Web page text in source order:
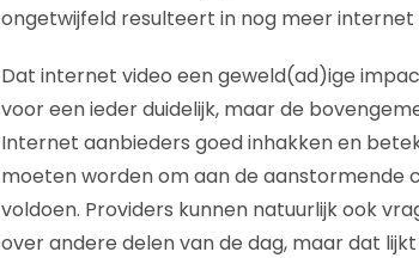
ongetwijfeld resulteert in nog meer internet
Dat internet video een geweld(ad)ige
voor een ieder duidelijk, maar de
Internet aanbieders goed inhakken en
moeten worden om aan de aanstormende
voldoen. Providers kunnen natuurlijk ook
over andere delen van de dag, maar dat